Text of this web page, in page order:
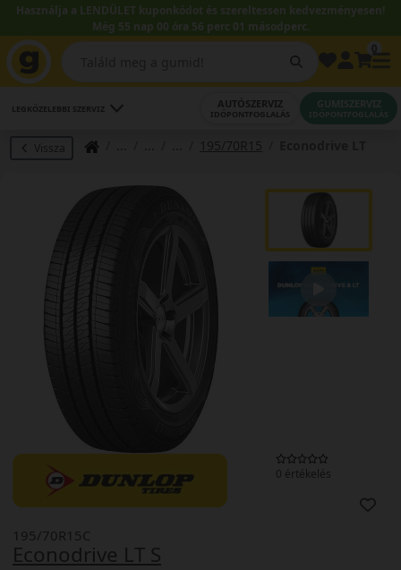
Használja a LENDÜLET kuponkódot és szereltessen kedvezményesen!
Még 55 nap 00 óra 56 perc 01 másodperc.
LEGKÖZELEBBI SZERVIZ AUTÓSZERVIZ
IDŐPONTFOGLALÁS
GUMISZERVIZ
IDŐPONTFOGLALÁS
Vissza 195/70R15
0 értékelés
Econodrive LT S
195/70R15C